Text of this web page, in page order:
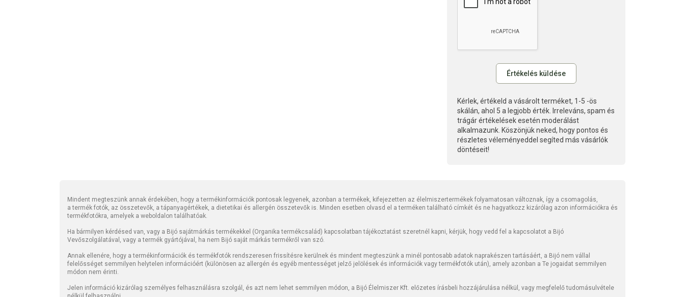
Kérlek, értékeld a vásárolt terméket, 1-5 -ös
skálán, ahol 5 a legjobb érték. Irreleváns, spam és
trágár értékelések esetén moderálást
alkalmazunk. Köszönjük neked, hogy pontos és
részletes véleményeddel segíted más vásárlók
döntéseit!
Mindent megteszünk annak érdekében, hogy a termékinformációk pontosak legyenek, azonban a termékek, kifejezetten az élelmiszertermékek folyamatosan változnak, így a csomagolás,
a termék fotók, az összetevők, a tápanyagértékek, a dietetikai és allergén összetevők is. Minden esetben olvasd el a terméken található címkét és ne hagyatkozz kizárólag azon információkra és
termékfotókra, amelyek a weboldalon találhatóak.
Ha bármilyen kérdésed van, vagy a Bijó sajátmárkás termékekkel (Organika termékcsalád) kapcsolatban tájékoztatást szeretnél kapni, kérjük, hogy vedd fel a kapcsolatot a Bijó
Vevőszolgálatával, vagy a termék gyártójával, ha nem Bijó saját márkás termékről van szó.
Annak ellenére, hogy a termékinformációk és termékfotók rendszeresen frissítésre kerülnek és mindent megteszünk a minél pontosabb adatok naprakészen tartásáért, a Bijó nem vállal
felelősséget semmilyen helytelen információért (különösen az allergén és egyéb mentességet jelző jelölések és információk vagy termékfotók után), amely azonban a Te jogaidat semmilyen
módon nem érinti.
Jelen információ kizárólag személyes felhasználásra szolgál, és azt nem lehet semmilyen módon, a Bijó Élelmiszer Kft. előzetes írásbeli hozzájárulása nélkül, vagy megfelelő tudomásulvétele